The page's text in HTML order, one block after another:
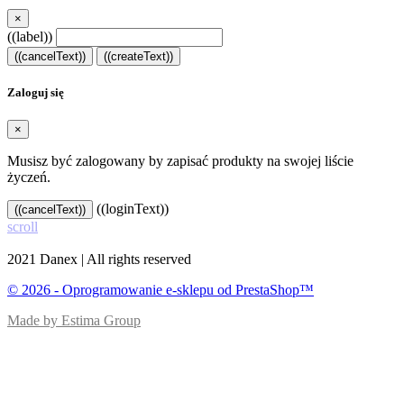
×
((label))
((cancelText)) ((createText))
Zaloguj się
×
Musisz być zalogowany by zapisać produkty na swojej liście
życzeń.
((cancelText))
((loginText))
scroll
2021 Danex | All rights reserved
© 2026 - Oprogramowanie e-sklepu od PrestaShop™
Made by Estima Group